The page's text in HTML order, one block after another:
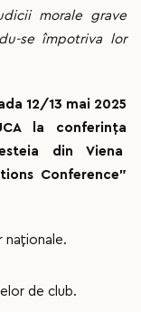
morale grave
se împotriva lor
12/13 mai 2025
la conferința
din Viena
Conference”
naționale.
de club.